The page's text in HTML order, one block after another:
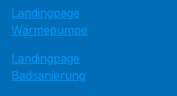
Landingpage
Wärmepumpe
Landingpage
Badsanierung